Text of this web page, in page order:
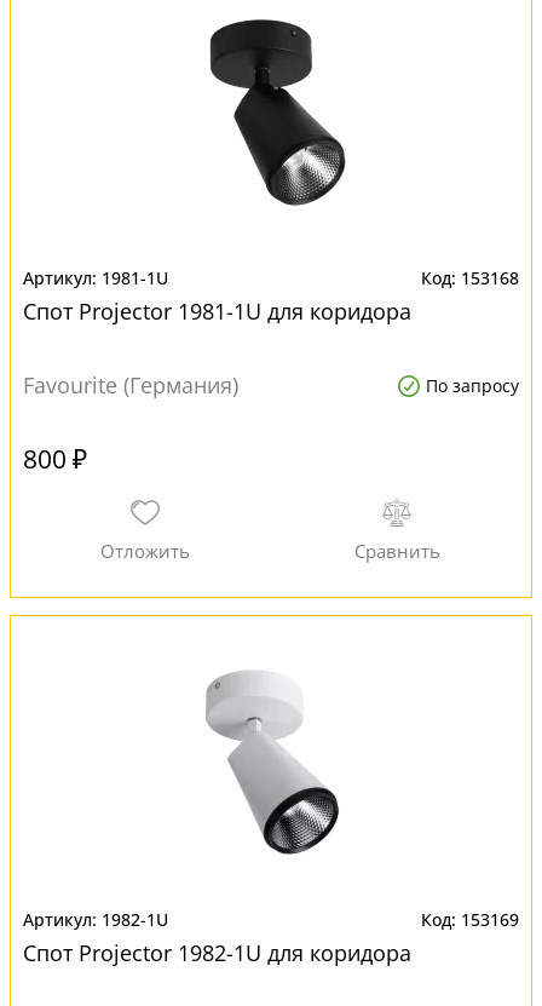
1981-1U 153168
Спот Projector 1981-1U для коридора
Favourite (Германия) По запросу
800 ₽
1982-1U 153169
Спот Projector 1982-1U для коридора